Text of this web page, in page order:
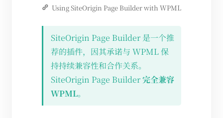
Using SiteOrigin Page Builder with WPML
SiteOrigin Page Builder 是一个推
荐的插件，因其承诺与 WPML 保
持持续兼容性和合作关系。
SiteOrigin Page Builder完全兼容
WPML。